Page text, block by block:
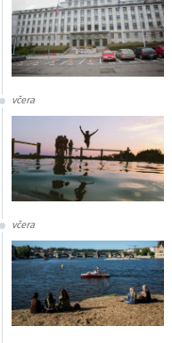
včera
včera